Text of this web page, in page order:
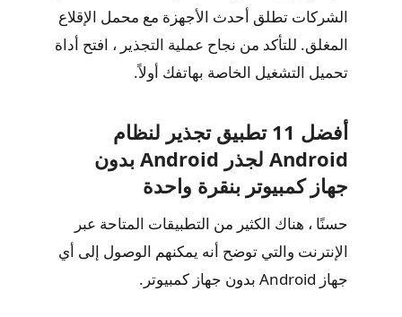
الشركات تطلق أحدث الأجهزة مع محمل الإقلاع
المغلق. للتأكد من نجاح عملية التجذير ، افتح أداة
تحميل التشغيل الخاصة بهاتفك أولاً.
أفضل 11 تطبيق تجذير لنظام
Android لجذر Android بدون
جهاز كمبيوتر بنقرة واحدة
حسنًا ، هناك الكثير من التطبيقات المتاحة عبر
الإنترنت والتي توضح أنه يمكنهم الوصول إلى أي
جهاز Android بدون جهاز كمبيوتر.